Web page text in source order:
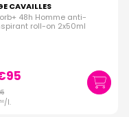
CAVAILLES
48h Homme anti-
roll-on 2x50ml
95
50/l.